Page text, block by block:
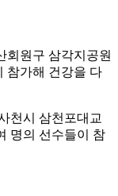
회원구 삼각지공원
참가해 건강을 다
천시 삼천포대교
명의 선수들이 참